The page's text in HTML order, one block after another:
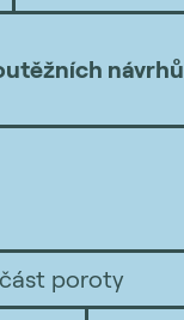
návrhů
poroty